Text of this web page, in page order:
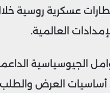
عسكرية روسية
العالمية.
الجيوسياسية الداعمة
العرض والطلب،